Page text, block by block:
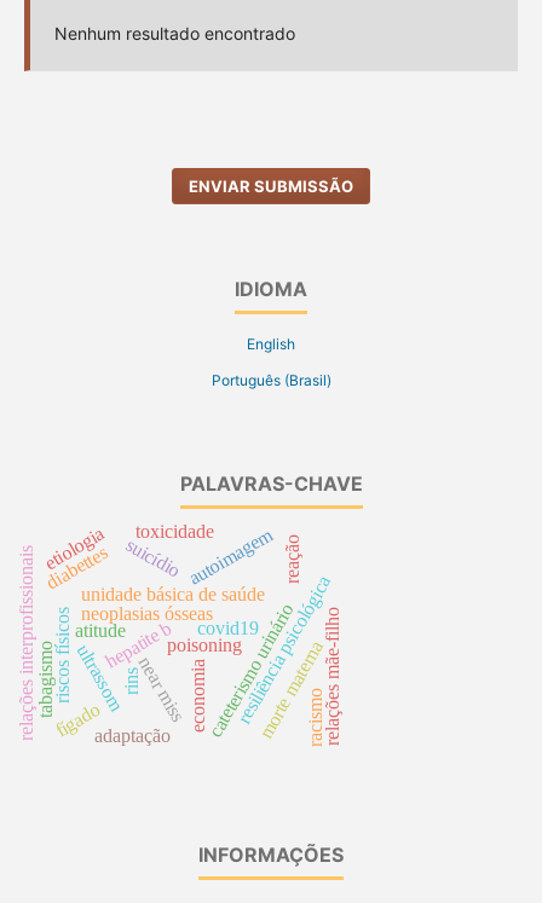
Nenhum resultado encontrado
ENVIAR SUBMISSÃO
IDIOMA
English
Português (Brasil)
PALAVRAS-CHAVE
hepatite b
neoplasias ósseas
poisoning
ultrassom cateterismo urinário
near miss resiliência psicológicarelações mãe-filho
riscos físicos
unidade básica de saúde
autoimagem
morte materna
relações interprofissionais economia
suicídio reação
diabettes
toxicidade
fígado
rins
racismo
adaptação
atitude
etiologia
tabagismo
covid19
INFORMAÇÕES